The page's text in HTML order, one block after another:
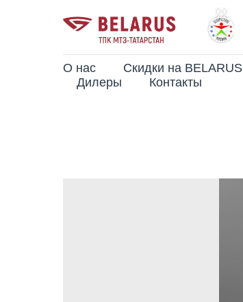
О нас Скидки на BELARUS
Дилеры
Контакты